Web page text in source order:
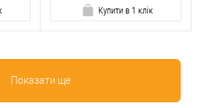
Купити в 1 клік
Показати ще